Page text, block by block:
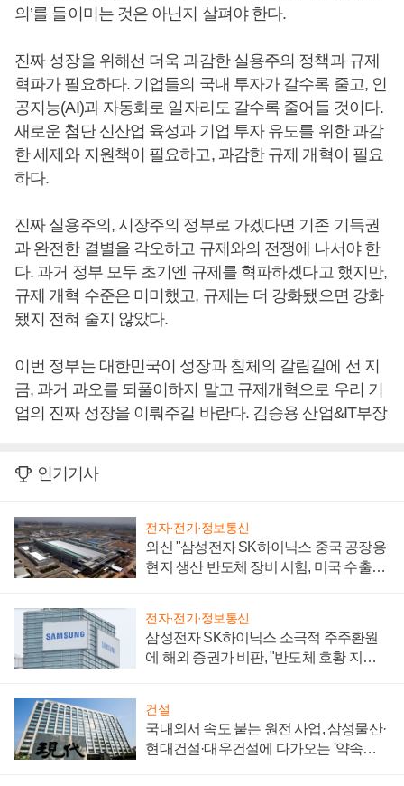
의’를 들이미는 것은 아닌지 살펴야 한다.
진짜 성장을 위해선 더욱 과감한 실용주의 정책과 규제
혁파가 필요하다. 기업들의 국내 투자가 갈수록 줄고, 인
공지능(AI)과 자동화로 일자리도 갈수록 줄어들 것이다.
새로운 첨단 신산업 육성과 기업 투자 유도를 위한 과감
한 세제와 지원책이 필요하고, 과감한 규제 개혁이 필요
하다.
진짜 실용주의, 시장주의 정부로 가겠다면 기존 기득권
과 완전한 결별을 각오하고 규제와의 전쟁에 나서야 한
다. 과거 정부 모두 초기엔 규제를 혁파하겠다고 했지만,
규제 개혁 수준은 미미했고, 규제는 더 강화됐으면 강화
됐지 전혀 줄지 않았다.
이번 정부는 대한민국이 성장과 침체의 갈림길에 선 지
금, 과거 과오를 되풀이하지 말고 규제개혁으로 우리 기
업의 진짜 성장을 이뤄주길 바란다. 김승용 산업&IT부장
인기기사
전자·전기·정보통신
외신 "삼성전자 SK하이닉스 중국 공장용
현지 생산 반도체 장비 시험, 미국 수출통
전자·전기·정보통신
삼성전자 SK하이닉스 소극적 주주환원
에 해외 증권가 비판, "반도체 호황 지속
건설
국내외서 속도 붙는 원전 사업, 삼성물산·
현대건설·대우건설에 다가오는 '약속의